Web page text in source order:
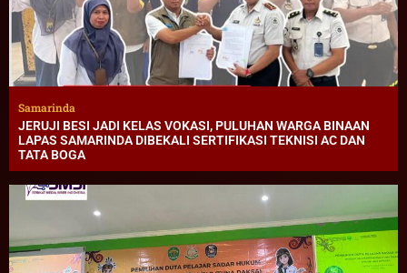
Samarinda
JERUJI BESI JADI KELAS VOKASI, PULUHAN WARGA BINAAN
LAPAS SAMARINDA DIBEKALI SERTIFIKASI TEKNISI AC DAN
TATA BOGA